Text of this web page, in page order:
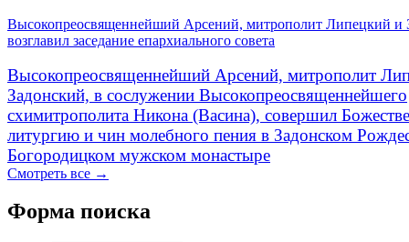
Высокопреосвященнейший Арсений, митрополит Липецкий и
возглавил заседание епархиального совета
Высокопреосвященнейший Арсений, митрополит
Задонский, в сослужении Высокопреосвященнейшего
схимитрополита Никона (Васина), совершил
литургию и чин молебного пения в Задонском
Богородицком мужском монастыре
Смотреть все →
Форма поиска